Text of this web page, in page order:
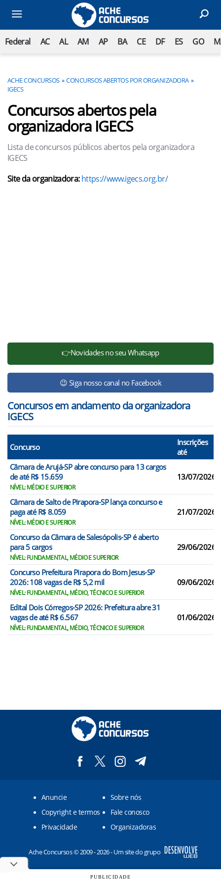
Federal AC AL AM AP BA CE DF ES GO
ACHE CONCURSOS
CONCURSOS ABERTOS POR ORGANIZADORA
IGECS
Concursos abertos pela
organizadora IGECS
Lista de concursos públicos abertos pela organizadora
IGECS
Site da organizadora:https://www.igecs.org.br/
👉Novidades no seu Whatsapp
😉 Siga nosso canal no Facebook
Concursos em andamento da organizadora
IGECS
Concurso
Inscrições
até
Câmara de Arujá-SP abre concurso para 13 cargos
de até R$ 15.659
NÍVEL: MÉDIO E SUPERIOR
13/07/2026
Câmara de Salto de Pirapora-SP lança concurso e
paga até R$ 8.059
NÍVEL: MÉDIO E SUPERIOR
21/07/2026
Concurso da Câmara de Salesópolis-SP é aberto
para 5 cargos
NÍVEL: FUNDAMENTAL, MÉDIO E SUPERIOR
29/06/2026
Concurso Prefeitura Pirapora do Bom Jesus-SP
2026: 108 vagas de R$ 5,2 mil
NÍVEL: FUNDAMENTAL, MÉDIO, TÉCNICO E SUPERIOR
09/06/2026
Edital Dois Córregos-SP 2026: Prefeitura abre 31
vagas de até R$ 6.567
NÍVEL: FUNDAMENTAL, MÉDIO, TÉCNICO E SUPERIOR
01/06/2026
Anuncie
Sobre nós
Copyright e termos
Fale conosco
Privacidade
Organizadoras
Ache Concursos © 2009 - 2026 - Um site do grupo
PUBLICIDADE